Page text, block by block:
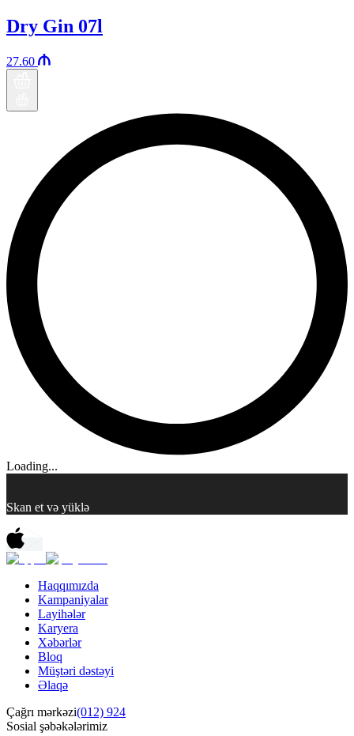
Dry Gin 07l
27.60
Loading...
Skan et və yüklə
Haqqımızda
Kampaniyalar
Layihələr
Karyera
Xəbərlər
Bloq
Müştəri dəstəyi
Əlaqə
Çağrı mərkəzi(012) 924
Sosial şəbəkələrimiz